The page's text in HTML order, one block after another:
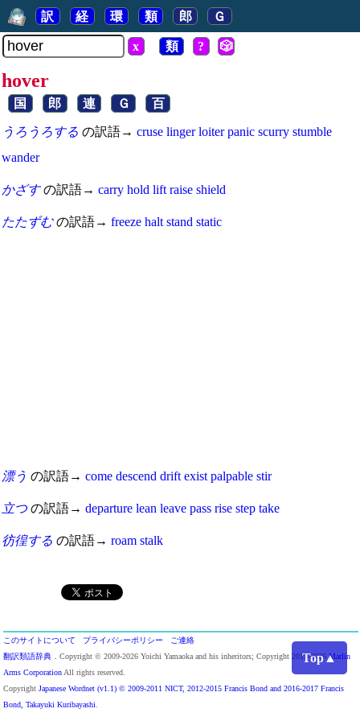
Top▲
訳 経 環 類 郎 Ｇ
x 類 ? 🎲
hover
国 郎 連 Ｇ 百
うろうろする の訳語→ cruse linger loiter panic scurry stumble
wander
かざすの訳語→ carry hold lift raise shield
たたずむの訳語→ freeze halt stand static
漂う の訳語→ come descend drift exist palpable stir
立つ の訳語→ departure lean leave pass rise step take
彷徨する の訳語→ roam stalk
このサイトについて プライバシーポリシー
ご連絡
翻訳類語辞典 ．Copyright © 2009-2026 Yoichi Yamaoka and his inheritors; Copyright 2013-2026 Marlin
Arms Corporation All rights reserved.
Copyright Japanese Wordnet (v1.1) © 2009-2011 NICT, 2012-2015 Francis Bond and 2016-2017 Francis
Bond, Takayuki Kuribayashi